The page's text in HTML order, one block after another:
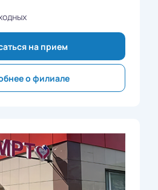
на прием
о филиале